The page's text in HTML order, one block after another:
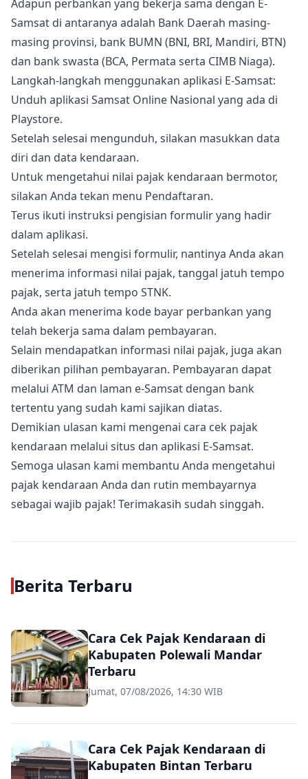
Adapun perbankan yang bekerja sama dengan E-
Samsat di antaranya adalah Bank Daerah masing-
masing provinsi, bank BUMN (BNI, BRI, Mandiri, BTN)
dan bank swasta (BCA, Permata serta CIMB Niaga).
Langkah-langkah menggunakan aplikasi E-Samsat:
Unduh aplikasi Samsat Online Nasional yang ada di
Playstore.
Setelah selesai mengunduh, silakan masukkan data
diri dan data kendaraan.
Untuk mengetahui nilai pajak kendaraan bermotor,
silakan Anda tekan menu Pendaftaran.
Terus ikuti instruksi pengisian formulir yang hadir
dalam aplikasi.
Setelah selesai mengisi formulir, nantinya Anda akan
menerima informasi nilai pajak, tanggal jatuh tempo
pajak, serta jatuh tempo STNK.
Anda akan menerima kode bayar perbankan yang
telah bekerja sama dalam pembayaran.
Selain mendapatkan informasi nilai pajak, juga akan
diberikan pilihan pembayaran. Pembayaran dapat
melalui ATM dan laman e-Samsat dengan bank
tertentu yang sudah kami sajikan diatas.
Demikian ulasan kami mengenai cara cek pajak
kendaraan melalui situs dan aplikasi E-Samsat.
Semoga ulasan kami membantu Anda mengetahui
pajak kendaraan Anda dan rutin membayarnya
sebagai wajib pajak! Terimakasih sudah singgah.
Berita Terbaru
Cara Cek Pajak Kendaraan di
Kabupaten Polewali Mandar
Terbaru
Jumat, 07/08/2026, 14:30 WIB
Cara Cek Pajak Kendaraan di
Kabupaten Bintan Terbaru